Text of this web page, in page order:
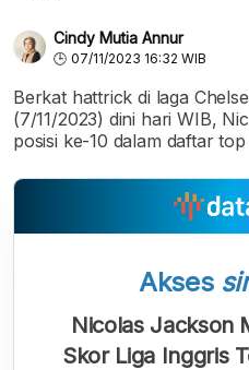
Cindy Mutia Annur
07/11/2023 16:32 WIB
Berkat hattrick di laga
(7/11/2023) dini hari WIB,
posisi ke-10 dalam daftar
Akses
Nicolas Jackson
Skor Liga Inggris